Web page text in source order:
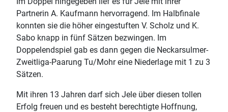
Partnerin A. Kaufmann hervorragend. Im Halbfinale
konnten sie die höher eingestuften V. Scholz und K.
Sabo knapp in fünf Sätzen bezwingen. Im
Doppelendspiel gab es dann gegen die Neckarsulmer-
Zweitliga-Paarung Tu/Mohr eine Niederlage mit 1 zu 3
Sätzen.
Mit ihren 13 Jahren darf sich Jele über diesen tollen
Erfolg freuen und es besteht berechtigte Hoffnung,